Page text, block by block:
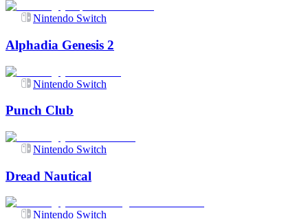
Nintendo Switch
Alphadia Genesis 2
Nintendo Switch
Punch Club
Nintendo Switch
Dread Nautical
Nintendo Switch